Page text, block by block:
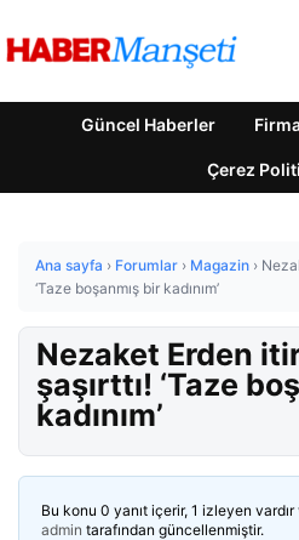
Güncel Haberler
Çerez
Ana sayfa › Forumlar › Magazin ›
‘Taze boşanmış bir kadınım’
Nezaket Erden
şaşırttı! ‘Taze
kadınım’
Bu konu 0 yanıt içerir, 1 izleyen vardır
admin tarafından güncellenmiştir.